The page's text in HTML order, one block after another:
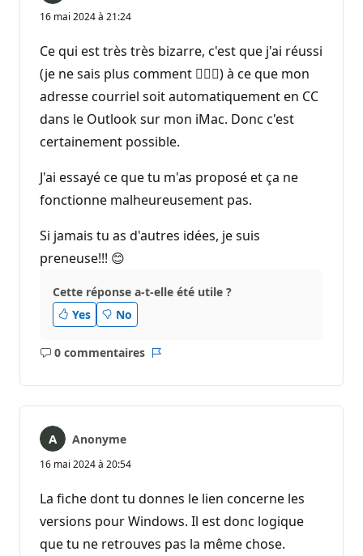
16 mai 2024 à 21:24
Ce qui est très très bizarre, c'est que j'ai réussi
(je ne sais plus comment 🤷🏻‍♀️) à ce que mon
adresse courriel soit automatiquement en CC
dans le Outlook sur mon iMac. Donc c'est
certainement possible.
J'ai essayé ce que tu m'as proposé et ça ne
fonctionne malheureusement pas.
Si jamais tu as d'autres idées, je suis
preneuse!!! 😊
Cette réponse a-t-elle été utile ?
Yes
No
0 commentaires
Aucun
Anonyme
16 mai 2024 à 20:54
La fiche dont tu donnes le lien concerne les
versions pour Windows. Il est donc logique
que tu ne retrouves pas la même chose.